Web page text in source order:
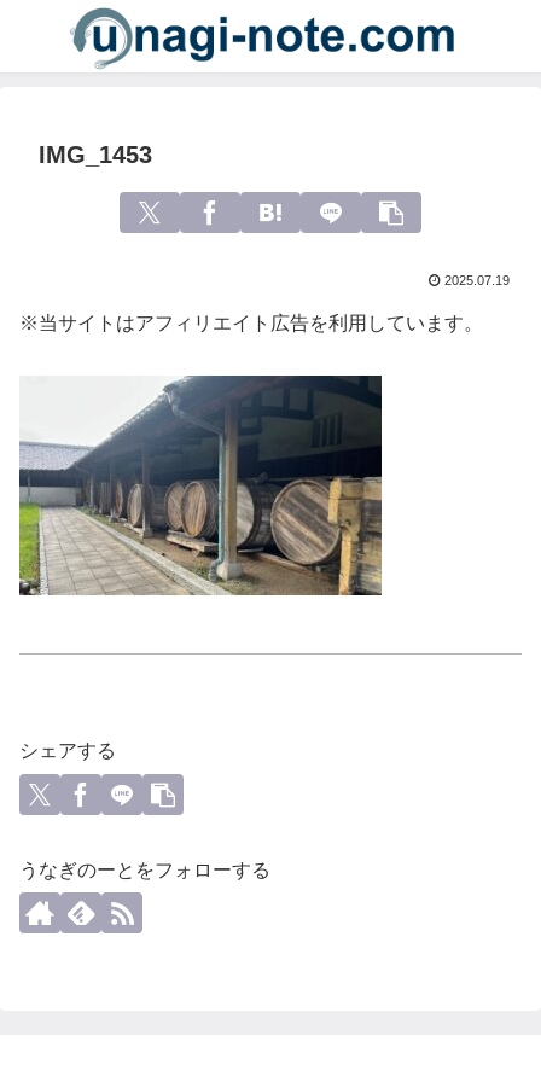
IMG_1453
2025.07.19
※当サイトはアフィリエイト広告を利用しています。
シェアする
うなぎのーとをフォローする